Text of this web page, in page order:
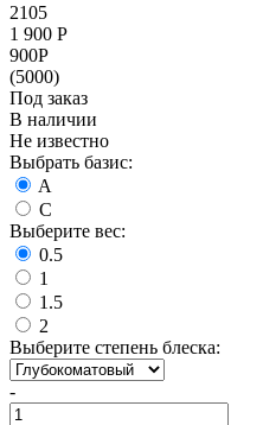
2105
1 900 P
900P
(5000)
Под заказ
В наличии
Не известно
Выбрать базис:
A
C
Выберите вес:
0.5
1
1.5
2
Выберите степень блеска:
-